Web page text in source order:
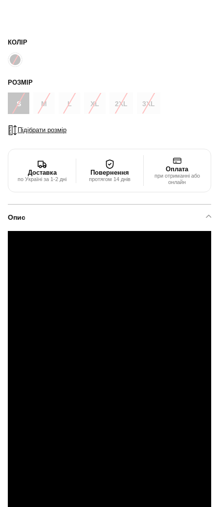
КОЛІР
РОЗМІР
S M L XL 2XL 3XL
Підібрати розмір
Доставка
по Україні за 1-2 дні
Повернення
протягом 14 днів
Оплата
при отриманні або
онлайн
Опис